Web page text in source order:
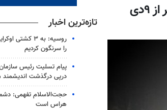
این «مثلت طلایی» رمز غلبه بر فتنه ۸۸ بود/روایتی دیگر از ۹دی
تازه‌ترین اخبار
را سرنگون کردیم
پیام تسلیت رئیس
درپی درگذشت اندیشمند
حجت‌الاسلام تفهمی:
هراس است